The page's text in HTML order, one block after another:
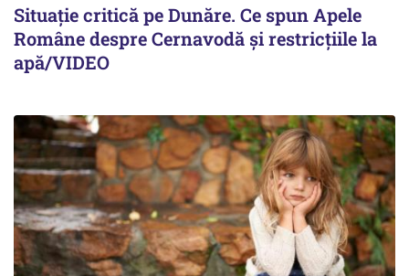
Situație critică pe Dunăre. Ce spun Apele
Române despre Cernavodă și restricțiile la
apă/VIDEO